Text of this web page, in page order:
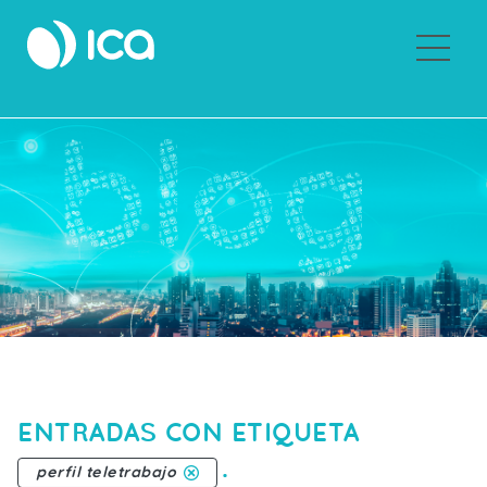
ENTRADAS CON ETIQUETA
perfil teletrabajo .